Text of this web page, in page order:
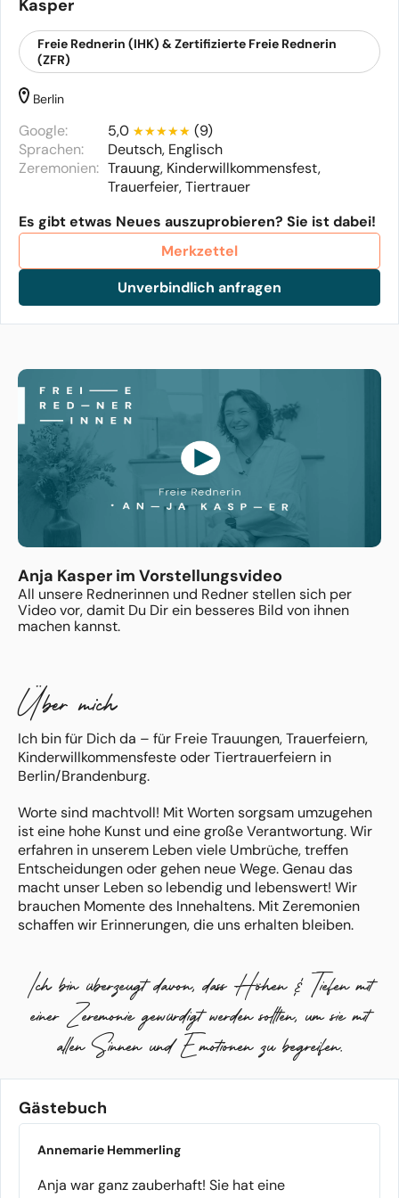
Kasper
Freie Rednerin (IHK) & Zertifizierte Freie Rednerin
(ZFR)
Berlin
Google: 5,0
(9)
Sprachen:
Deutsch, Englisch
Zeremonien: Trauung, Kinderwillkommensfest,
Trauerfeier, Tiertrauer
Es gibt etwas Neues auszuprobieren? Sie ist dabei!
Merkzettel
Unverbindlich anfragen
Anja Kasper im Vorstellungsvideo
All unsere Rednerinnen und Redner stellen sich per
Video vor, damit Du Dir ein besseres Bild von ihnen
machen kannst.
Über mich
Ich bin für Dich da – für Freie Trauungen, Trauerfeiern,
Kinderwillkommensfeste oder Tiertrauerfeiern in
Berlin/Brandenburg.
Worte sind machtvoll! Mit Worten sorgsam umzugehen
ist eine hohe Kunst und eine große Verantwortung. Wir
erfahren in unserem Leben viele Umbrüche, treffen
Entscheidungen oder gehen neue Wege. Genau das
macht unser Leben so lebendig und lebenswert! Wir
brauchen Momente des Innehaltens. Mit Zeremonien
schaffen wir Erinnerungen, die uns erhalten bleiben.
diesen wichtigen Punkten im Leben zu begleiten. Mit
einer persönlichen und gefühlvollen Rede, die die
Besonderheiten des Paares, der Familie, des geliebten
Menschen oder Tieres sichtbar macht. In ausführlichen
Vorgesprächen bringe ich diese Besonderheiten in
Ich bin überzeugt davon, dass Höhen & Tiefen mit
einer Zeremonie gewürdigt werden sollten, um sie mit
allen Sinnen und Emotionen zu begreifen.
Gästebuch
Annemarie Hemmerling
Anja war ganz zauberhaft! Sie hat eine